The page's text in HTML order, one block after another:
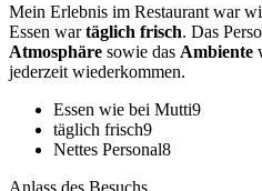
Mein Erlebnis im Restaurant war
Essen wartäglich frisch. Das
Atmosphäre sowie das Ambiente
jederzeit wiederkommen.
Essen wie bei Mutti9
täglich frisch9
Nettes Personal8
Anlass des Besuchs